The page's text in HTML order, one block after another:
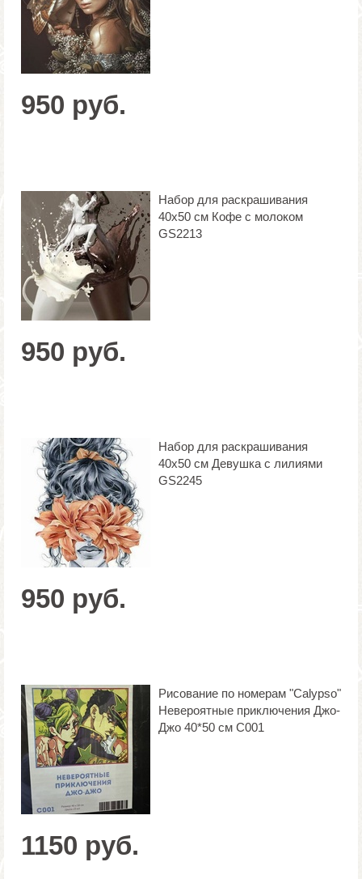
950 руб.
Набор для раскрашивания
40х50 см Кофе с молоком
GS2213
950 руб.
Набор для раскрашивания
40х50 см Девушка с лилиями
GS2245
950 руб.
Рисование по номерам "Calypso"
Невероятные приключения Джо-
Джо 40*50 см C001
1150 руб.